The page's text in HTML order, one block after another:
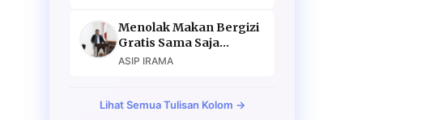
Menolak Makan Bergizi
Gratis Sama Saja
Menolak Masa Depan
ASIP IRAMA
Lihat Semua Tulisan Kolom →